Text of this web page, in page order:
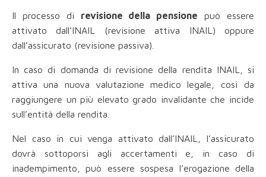
Il processo di revisione della pensione può essere
attivato dall’INAIL (revisione attiva INAIL) oppure
dall’assicurato (revisione passiva).
In caso di domanda di revisione della rendita INAIL, si
attiva una nuova valutazione medico legale, così da
raggiungere un più elevato grado invalidante che incide
sull’entità della rendita.
Nel caso in cui venga attivato dall’INAIL, l’assicurato
dovrà sottoporsi agli accertamenti e, in caso di
inadempimento, può essere sospesa l’erogazione della